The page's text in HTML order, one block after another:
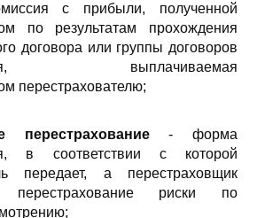
с прибыли, полученной
по результатам прохождения
договора или группы договоров
выплачиваемая
перестрахователю;
перестрахование- форма
в соответствии с которой
передает, а перестраховщик
риски по